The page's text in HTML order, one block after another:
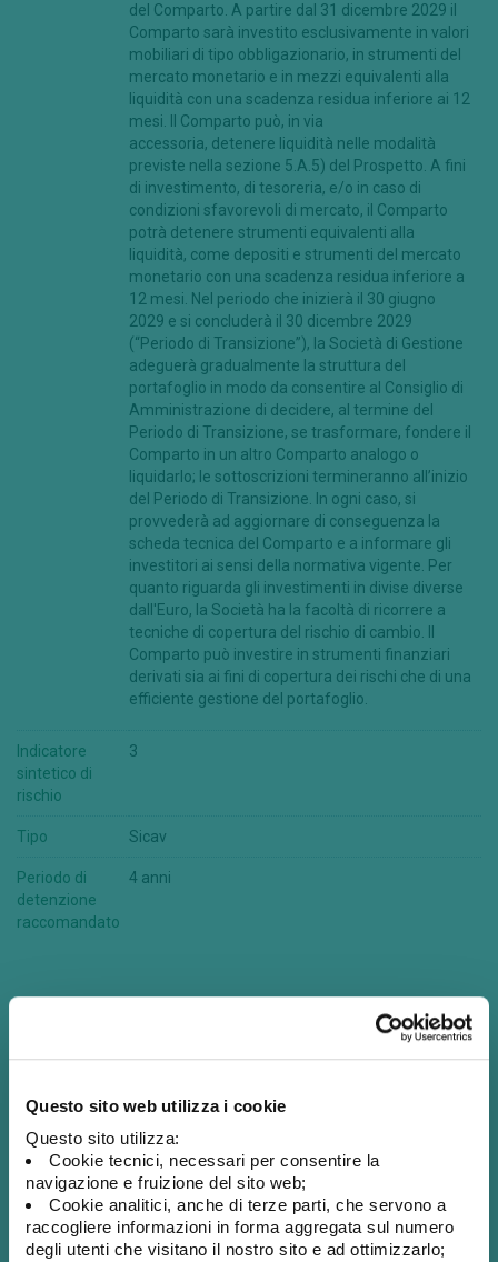
Questo sito web utilizza i cookie
Questo sito utilizza:
Cookie tecnici, necessari per consentire la
navigazione e fruizione del sito web;
Cookie analitici, anche di terze parti, che servono a
raccogliere informazioni in forma aggregata sul numero
degli utenti che visitano il nostro sito e ad ottimizzarlo;
del Comparto. A partire dal 31 dicembre 2029 il
Comparto sarà investito esclusivamente in valori
mobiliari di tipo obbligazionario, in strumenti del
mercato monetario e in mezzi equivalenti alla
liquidità con una scadenza residua inferiore ai 12
mesi. Il Comparto può, in via
accessoria, detenere liquidità nelle modalità
previste nella sezione 5.A.5) del Prospetto. A fini
di investimento, di tesoreria, e/o in caso di
condizioni sfavorevoli di mercato, il Comparto
potrà detenere strumenti equivalenti alla
liquidità, come depositi e strumenti del mercato
monetario con una scadenza residua inferiore a
12 mesi. Nel periodo che inizierà il 30 giugno
2029 e si concluderà il 30 dicembre 2029
(“Periodo di Transizione”), la Società di Gestione
adeguerà gradualmente la struttura del
portafoglio in modo da consentire al Consiglio di
Amministrazione di decidere, al termine del
Periodo di Transizione, se trasformare, fondere il
Comparto in un altro Comparto analogo o
liquidarlo; le sottoscrizioni termineranno all’inizio
del Periodo di Transizione. In ogni caso, si
provvederà ad aggiornare di conseguenza la
scheda tecnica del Comparto e a informare gli
investitori ai sensi della normativa vigente. Per
quanto riguarda gli investimenti in divise diverse
dall'Euro, la Società ha la facoltà di ricorrere a
tecniche di copertura del rischio di cambio. Il
Comparto può investire in strumenti finanziari
derivati sia ai fini di copertura dei rischi che di una
efficiente gestione del portafoglio.
Indicatore
sintetico di
rischio
3
Tipo Sicav
Periodo di
detenzione
raccomandato
4 anni
Commissioni di gestione
Commissioni di incentivo
Non